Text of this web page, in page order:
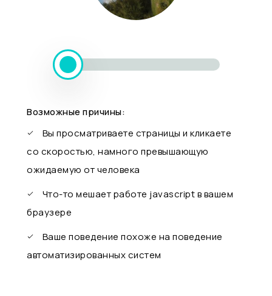
Возможные причины:
Вы просматриваете страницы и кликаете
со скоростью, намного превышающую
ожидаемую от человека
Что-то мешает работе javascript в вашем
браузере
Ваше поведение похоже на поведение
автоматизированных систем